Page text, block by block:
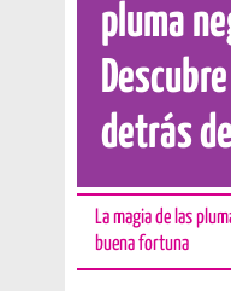
pluma
detrás
La magia de las
buena fortuna